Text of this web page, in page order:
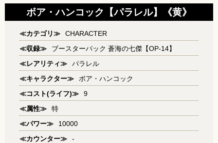
ボア・ハンコック【パラレル】《黄》
≪カテゴリ≫
CHARACTER
≪収録≫
ブースターパック 蒼海の七傑【OP-14】
≪レアリティ≫
パラレル
≪キャラクター≫
ボア・ハンコック
≪コスト(ライフ)≫
9
≪属性≫
特
≪パワー≫
10000
≪カウンター≫
-